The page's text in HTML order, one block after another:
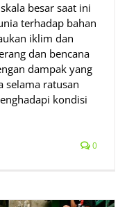
besar saat ini
terhadap bahan
iklim dan
dan bencana
dampak yang
selama ratusan
kondisi
0